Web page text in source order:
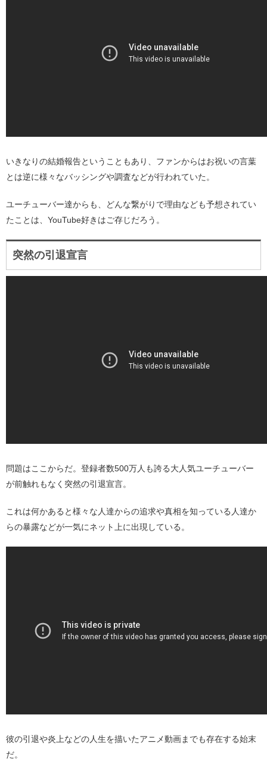
いきなりの結婚報告ということもあり、ファンからはお祝いの言葉
とは逆に様々なバッシングや調査などが行われていた。
ユーチューバー達からも、どんな繋がりで理由なども予想されてい
たことは、YouTube好きはご存じだろう。
突然の引退宣言
問題はここからだ。登録者数500万人も誇る大人気ユーチューバー
が前触れもなく突然の引退宣言。
これは何かあると様々な人達からの追求や真相を知っている人達か
らの暴露などが一気にネット上に出現している。
彼の引退や炎上などの人生を描いたアニメ動画までも存在する始末
だ。